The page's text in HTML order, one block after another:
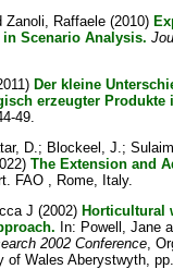
Zanoli, Raffaele (2010)
Scenario Analysis.
Der kleine
erzeugter Produkte
49.
D.; Blockeel, J.;
The Extension and
FAO , Rome, Italy.
J (2002) Horticultural
In: Powell, Jane
2002 Conference,
of Wales Aberystwyth,